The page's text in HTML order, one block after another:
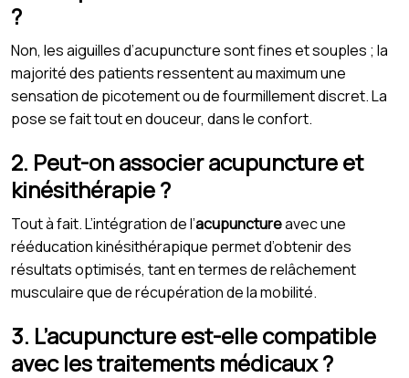
?
Non, les aiguilles d’acupuncture sont fines et souples ; la
majorité des patients ressentent au maximum une
sensation de picotement ou de fourmillement discret. La
pose se fait tout en douceur, dans le confort.
2. Peut-on associer acupuncture et
kinésithérapie ?
Tout à fait. L’intégration de l’acupunctureavec une
rééducation kinésithérapique permet d’obtenir des
résultats optimisés, tant en termes de relâchement
musculaire que de récupération de la mobilité.
3. L’acupuncture est-elle compatible
avec les traitements médicaux ?